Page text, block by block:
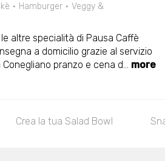
Hamburger
Veggy &
altre specialità di Pausa Caffè
a domicilio grazie al servizio
Conegliano pranzo e cena d... more
Crea la tua Salad Bowl